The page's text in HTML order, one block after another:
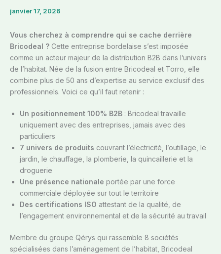
janvier 17, 2026
Vous cherchez à comprendre qui se cache derrière
Bricodeal ? Cette entreprise bordelaise s’est imposée
comme un acteur majeur de la distribution B2B dans l’univers
de l’habitat. Née de la fusion entre Bricodeal et Torro, elle
combine plus de 50 ans d’expertise au service exclusif des
professionnels. Voici ce qu’il faut retenir :
Un positionnement 100% B2B : Bricodeal travaille
uniquement avec des entreprises, jamais avec des
particuliers
7 univers de produits couvrant l’électricité, l’outillage, le
jardin, le chauffage, la plomberie, la quincaillerie et la
droguerie
Une présence nationale portée par une force
commerciale déployée sur tout le territoire
Des certifications ISO attestant de la qualité, de
l’engagement environnemental et de la sécurité au travail
Membre du groupe Qérys qui rassemble 8 sociétés
spécialisées dans l’aménagement de l’habitat, Bricodeal